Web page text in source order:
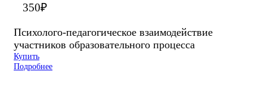
350₽
Психолого-педагогическое взаимодействие
участников образовательного процесса
Купить
Подробнее